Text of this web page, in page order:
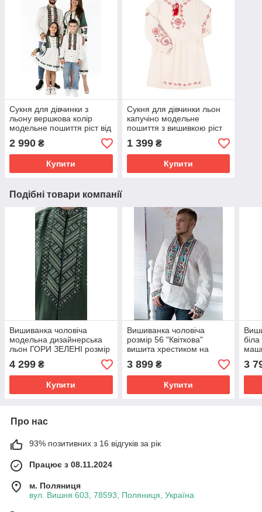
Сукня для дівчинки з
льону вершкова колір
модельне пошиття ріст від
110-158
2 990 ₴
Купити
Сукня для дівчинки льон
капучіно модельне
пошиття з вишивкою ріст
від 122 до 158
1 399₴
Купити
Подібні товари компанії
Вишиванка чоловіча
модельна дизайнерська
льон ГОРИ ЗЕЛЕНІ розмір
міжнародний від M до 2xl
4 299 ₴
Купити
Вишиванка чоловіча
розмір 56 "Квіткова"
вишита хрестиком на
білому льоні довгий рукав
машинна робота
3 899₴
Купити
3
Про нас
93% позитивних з 16 відгуків за рік
Працює з 08.11.2024
м. Поляниця
вул. Вишня 603, 78593, Поляниця, Україна